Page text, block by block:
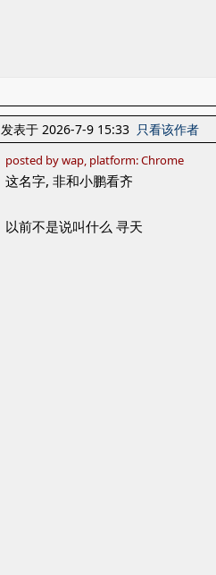
发表于 2026-7-9 15:33 只看该作者
posted by wap, platform: Chrome
这名字, 非和小鹏看齐
以前不是说叫什么 寻天